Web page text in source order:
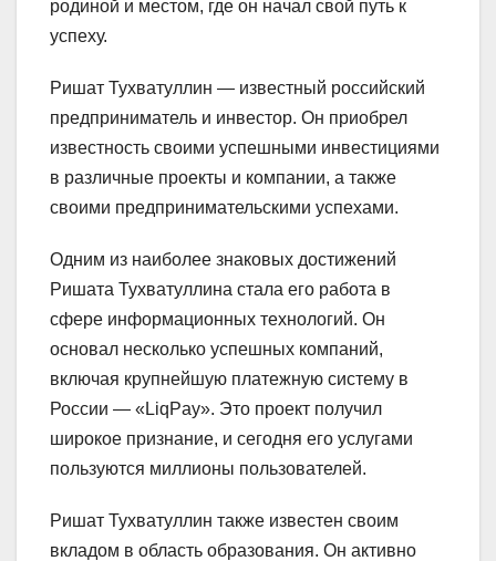
родиной и местом, где он начал свой путь к
успеху.
Ришат Тухватуллин — известный российский
предприниматель и инвестор. Он приобрел
известность своими успешными инвестициями
в различные проекты и компании, а также
своими предпринимательскими успехами.
Одним из наиболее знаковых достижений
Ришата Тухватуллина стала его работа в
сфере информационных технологий. Он
основал несколько успешных компаний,
включая крупнейшую платежную систему в
России — «LiqPay». Это проект получил
широкое признание, и сегодня его услугами
пользуются миллионы пользователей.
Ришат Тухватуллин также известен своим
вкладом в область образования. Он активно